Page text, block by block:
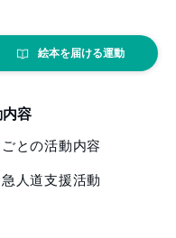
絵本を届ける運動
容
との活動内容
人道支援活動